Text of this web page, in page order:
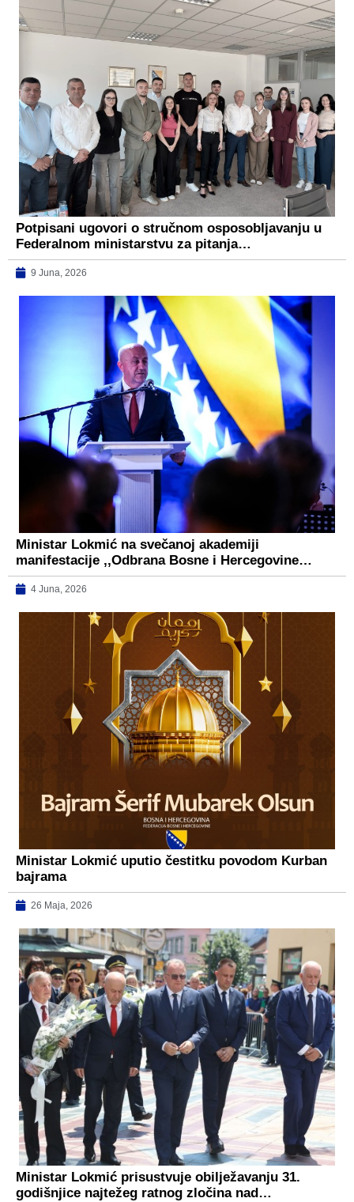
Potpisani ugovori o stručnom osposobljavanju u
Federalnom ministarstvu za pitanja…
9 Juna, 2026
Ministar Lokmić na svečanoj akademiji
manifestacije ,,Odbrana Bosne i Hercegovine…
4 Juna, 2026
Ministar Lokmić uputio čestitku povodom Kurban
bajrama
26 Maja, 2026
Ministar Lokmić prisustvuje obilježavanju 31.
godišnjice najtežeg ratnog zločina nad…